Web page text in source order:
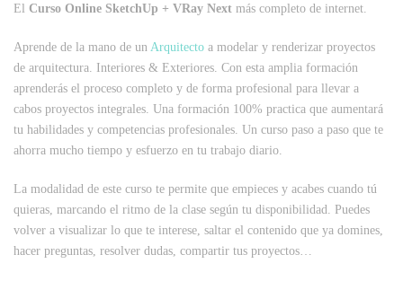
El Curso Online SketchUp + VRay Next más completo de internet.
Aprende de la mano de un Arquitecto a modelar y renderizar proyectos
de arquitectura. Interiores & Exteriores. Con esta amplia formación
aprenderás el proceso completo y de forma profesional para llevar a
cabos proyectos integrales. Una formación 100% practica que aumentará
tu habilidades y competencias profesionales. Un curso paso a paso que te
ahorra mucho tiempo y esfuerzo en tu trabajo diario.
La modalidad de este curso te permite que empieces y acabes cuando tú
quieras, marcando el ritmo de la clase según tu disponibilidad. Puedes
volver a visualizar lo que te interese, saltar el contenido que ya domines,
hacer preguntas, resolver dudas, compartir tus proyectos…